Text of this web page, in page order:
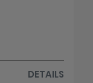
DETAILS